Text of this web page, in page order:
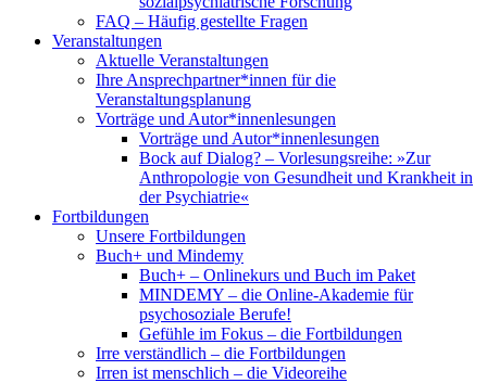
FAQ – Häufig gestellte Fragen
Veranstaltungen
Aktuelle Veranstaltungen
Ihre Ansprechpartner*innen für die
Veranstaltungsplanung
Vorträge und Autor*innenlesungen
Vorträge und Autor*innenlesungen
Bock auf Dialog? – Vorlesungsreihe: »Zur
Anthropologie von Gesundheit und Krankheit in
der Psychiatrie«
Fortbildungen
Unsere Fortbildungen
Buch+ und Mindemy
Buch+ – Onlinekurs und Buch im Paket
MINDEMY – die Online-Akademie für
psychosoziale Berufe!
Gefühle im Fokus – die Fortbildungen
Irre verständlich – die Fortbildungen
Irren ist menschlich – die Videoreihe